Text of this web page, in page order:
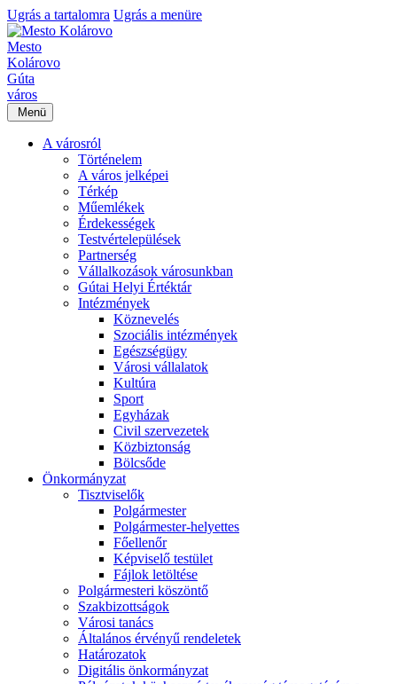
Ugrás a tartalomra Ugrás a menüre
Mesto
Kolárovo
Gúta
város
Menü
A városról
Történelem
A város jelképei
Térkép
Műemlékek
Érdekességek
Testvértelepülések
Partnerség
Vállalkozások városunkban
Gútai Helyi Értéktár
Intézmények
Köznevelés
Szociális intézmények
Egészségügy
Városi vállalatok
Kultúra
Sport
Egyházak
Civil szervezetek
Közbiztonság
Bölcsőde
Önkormányzat
Tisztviselők
Polgármester
Polgármester-helyettes
Főellenőr
Képviselő testület
Fájlok letöltése
Polgármesteri köszöntő
Szakbizottságok
Városi tanács
Általános érvényű rendeletek
Határozatok
Digitális önkormányzat